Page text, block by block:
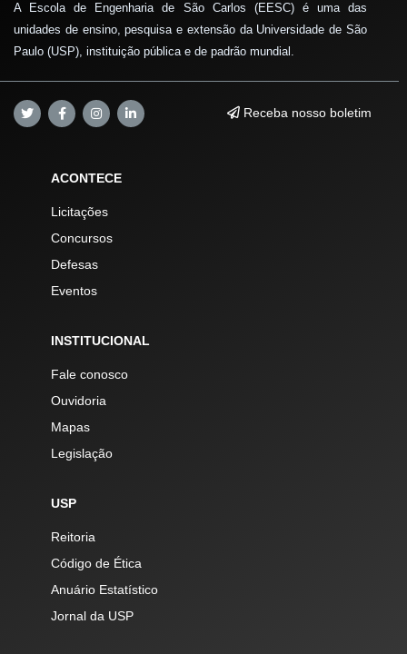
A Escola de Engenharia de São Carlos (EESC) é uma das
unidades de ensino, pesquisa e extensão da Universidade de São
Paulo (USP), instituição pública e de padrão mundial.
Receba nosso boletim
ACONTECE
Licitações
Concursos
Defesas
Eventos
INSTITUCIONAL
Fale conosco
Ouvidoria
Mapas
Legislação
USP
Reitoria
Código de Ética
Anuário Estatístico
Jornal da USP